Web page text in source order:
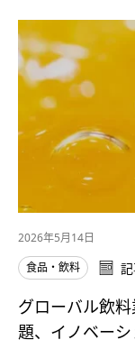
2026年5月14日
食品・飲料
グローバル飲
題、イノベーシ